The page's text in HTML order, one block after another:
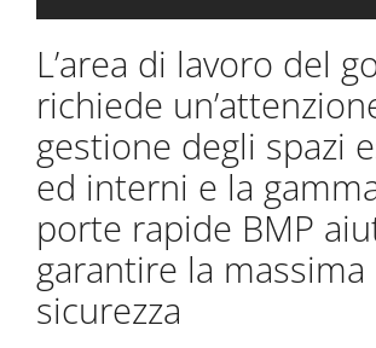
L’area di lavoro del
richiede
gestione degli spazi
ed interni e la
porte rapide BMP
garantire la massima
sicurezza